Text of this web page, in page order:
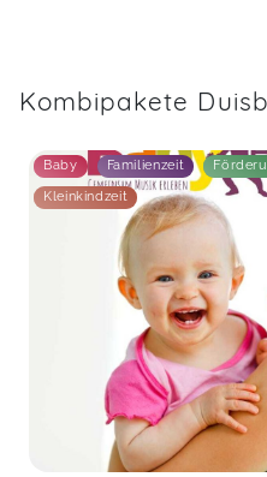
Kombipakete
Baby Familienzeit
Kleinkindzeit